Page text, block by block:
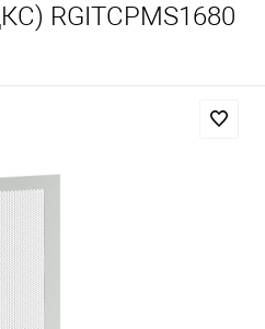
RGITCPMS1680